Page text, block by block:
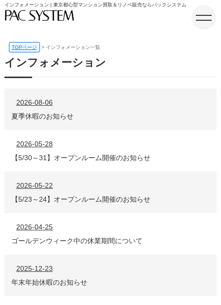
インフォメーション | 東京都心型マンション買取＆リノベ販売ならパックシステム
TOPページ インフォメーション一覧
インフォメーション
2026-08-06
夏季休暇のお知らせ
2026-05-28
【5/30～31】オープンルーム開催のお知らせ
2026-05-22
【5/23～24】オープンルーム開催のお知らせ
2026-04-25
ゴールデンウィーク中の休業期間について
2025-12-23
年末年始休暇のお知らせ